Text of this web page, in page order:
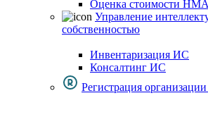
Оценка стоимости НМА
Управление
собственностью
Инвентаризация ИС
Консалтинг ИС
Регистрация